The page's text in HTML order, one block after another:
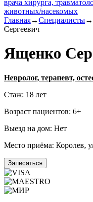
врача хирурга,
животных/насекомых
Главная→Специалисты→
Сергеевич
Ященко
Невролог, терапевт,
Стаж: 18 лет
Возраст пациентов: 6+
Выезд на дом: Нет
Место приёма: Королев,
Записаться